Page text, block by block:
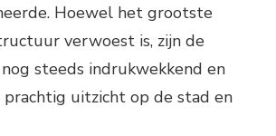
Hoewel het grootste
verwoest is, zijn de
steeds indrukwekkend en
prachtig uitzicht op de stad en